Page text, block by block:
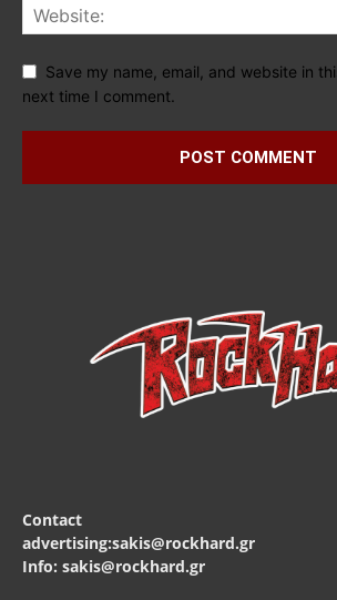
Save my name, email, and website in
next time I comment.
Contact
advertising:sakis@rockhard.gr
Info: sakis@rockhard.gr